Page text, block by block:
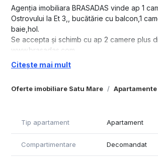
Oferte imobiliare Satu Mare
Agenția imobiliara BRASADAS vinde ap 1
Ostrovului la Et 3,, bucătărie cu balcon,1
baie,hol.
Se accepta și schimb cu ap 2 camere plus
www.brasadas.com.
Citește mai mult
Tip apartament Apartament
Compartimentare Decomandat